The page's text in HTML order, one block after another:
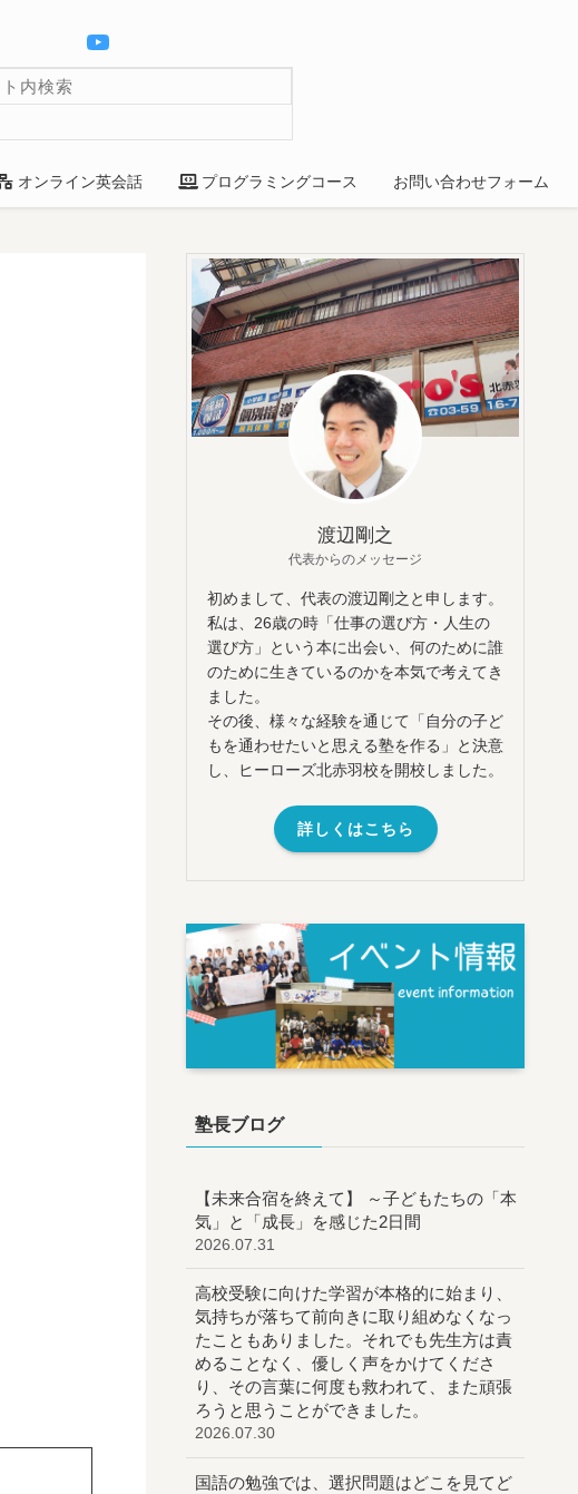
オンライン英会話 プログラミングコース お問い合わせフォーム
渡辺剛之
代表からのメッセージ
初めまして、代表の渡辺剛之と申します。
私は、26歳の時「仕事の選び方・人生の
選び方」という本に出会い、何のために誰
のために生きているのかを本気で考えてき
ました。
その後、様々な経験を通じて「自分の子ど
もを通わせたいと思える塾を作る」と決意
し、ヒーローズ北赤羽校を開校しました。
詳しくはこちら
塾長ブログ
【未来合宿を終えて】 ～子どもたちの「本
気」と「成長」を感じた2日間
2026.07.31
高校受験に向けた学習が本格的に始まり、
気持ちが落ちて前向きに取り組めなくなっ
たこともありました。それでも先生方は責
めることなく、優しく声をかけてくださ
り、その言葉に何度も救われて、また頑張
ろうと思うことができました。
2026.07.30
国語の勉強では、選択問題はどこを見てど